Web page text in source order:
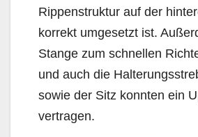
Rippenstruktur auf der
korrekt umgesetzt ist.
Stange zum schnellen
und auch die
sowie der Sitz konnten ein
vertragen.